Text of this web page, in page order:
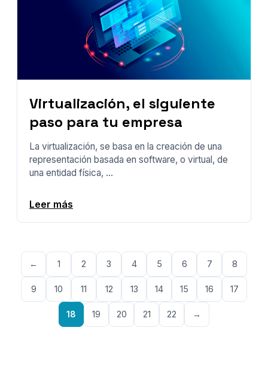
Virtualización, el siguiente
paso para tu empresa
La virtualización, se basa en la creación de una
representación basada en software, o virtual, de
una entidad física, ...
Leer más
← 1 2 3 4 5 6 7 8
9 10 11 12 13 14 15 16 17
18 19 20 21 22 →